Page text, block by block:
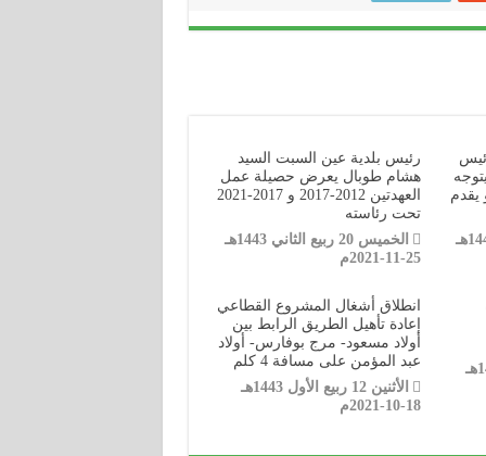
يقدم
الخميس 20 ربيع الثاني 1443هـ
رئيس بلدية عين السبت السيد
هشام طوبال يعرض حصيلة عمل
العهدتين 2012-2017 و 2017-2021
تحت رئاسته
الخميس 20 ربيع الثاني 1443هـ
25-11-2021م
الأربعاء 21 ربيع الأول 1443هـ
انطلاق أشغال المشروع القطاعي
إعادة تأهيل الطريق الرابط بين
أولاد مسعود- مرج بوفارس- أولاد
عبد المؤمن على مسافة 4 كلم
الأثنين 12 ربيع الأول 1443هـ
18-10-2021م